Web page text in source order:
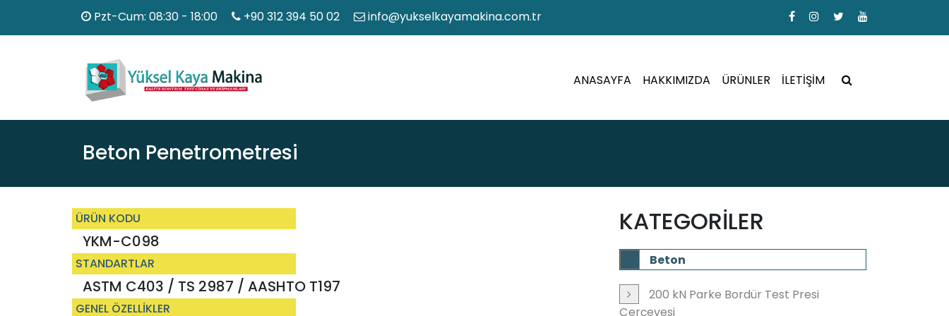
Pzt-Cum: 08:30 - 18:00 +90 312 394 50 02 info@yukselkayamakina.com.tr
ANASAYFA HAKKIMIZDA ÜRÜNLER İLETİŞİM
Beton Penetrometresi
ÜRÜN KODU
YKM-C098
STANDARTLAR
ASTM C403 / TS 2987 / AASHTO T197
GENEL ÖZELLİKLER
KATEGORİLER
Beton
200 kN Parke Bordür Test Presi
Çerçevesi